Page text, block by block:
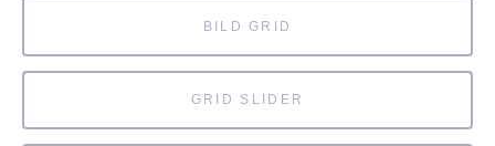
BILD GRID
GRID SLIDER